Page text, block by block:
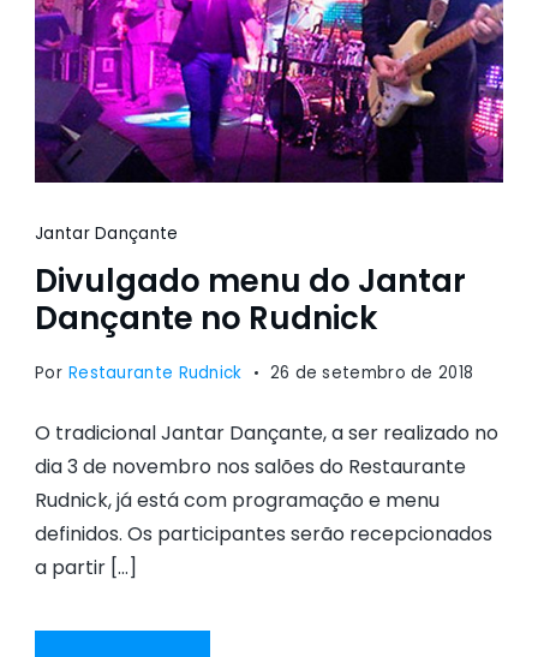
Jantar Dançante
Divulgado menu do Jantar
Dançante no Rudnick
Por Restaurante Rudnick 26 de setembro de 2018
O tradicional Jantar Dançante, a ser realizado no
dia 3 de novembro nos salões do Restaurante
Rudnick, já está com programação e menu
definidos. Os participantes serão recepcionados
a partir […]